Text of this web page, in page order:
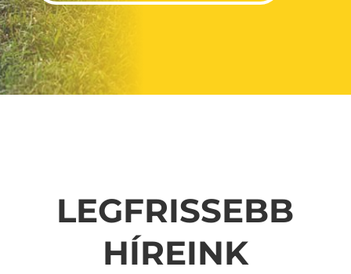
LEGFRISSEBB
HÍREINK